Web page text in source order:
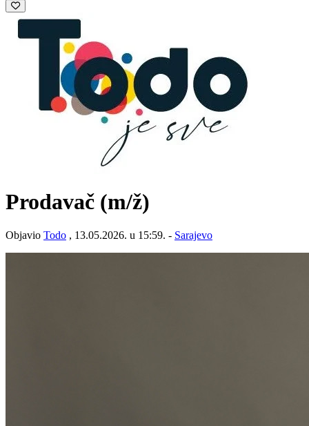
Prodavač (m/ž)
Objavio Todo , 13.05.2026. u 15:59. - Sarajevo